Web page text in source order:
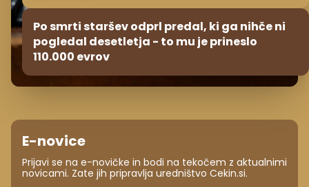
Po smrti staršev odprl predal, ki ga nihče ni
pogledal desetletja - to mu je prineslo
110.000 evrov
E-novice
Prijavi se na e-novičke in bodi na tekočem z aktualnimi
novicami. Zate jih pripravlja uredništvo Cekin.si.